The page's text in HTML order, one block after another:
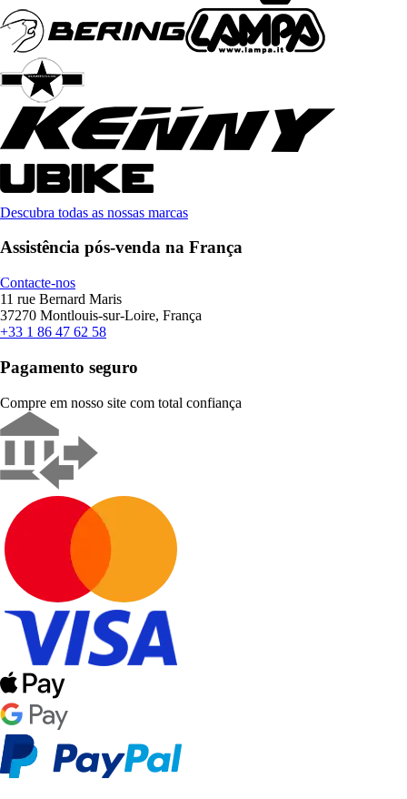
Descubra todas as nossas marcas
Assistência pós-venda na França
Contacte-nos
11 rue Bernard Maris
37270 Montlouis-sur-Loire, França
+33 1 86 47 62 58
Pagamento seguro
Compre em nosso site com total confiança